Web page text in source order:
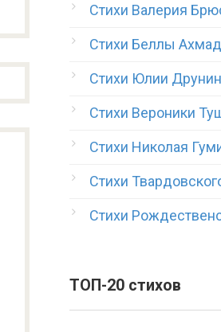
Стихи Валерия
Стихи Беллы
Стихи Юлии
Стихи Вероники
Стихи Николая
Стихи
Стихи
ТОП-20 стихов